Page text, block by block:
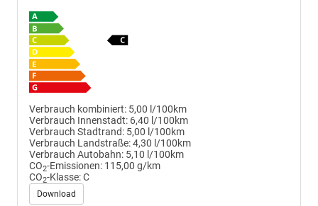
Verbrauch kombiniert: 5,00 l/100km
Verbrauch Innenstadt: 6,40 l/100km
Verbrauch Stadtrand: 5,00 l/100km
Verbrauch Landstraße:4,30 l/100km
Verbrauch Autobahn: 5,10 l/100km
CO2-Emissionen: 115,00 g/km
CO2-Klasse:C
Download